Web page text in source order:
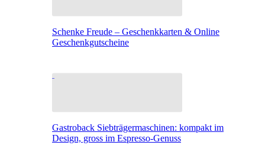
Schenke Freude – Geschenkkarten & Online
Geschenkgutscheine
Gastroback Siebträgermaschinen: kompakt im
Design, gross im Espresso-Genuss